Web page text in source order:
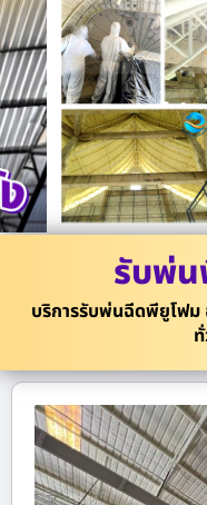
รับพ่
บริการรับพ่นฉีดพียูโฟม